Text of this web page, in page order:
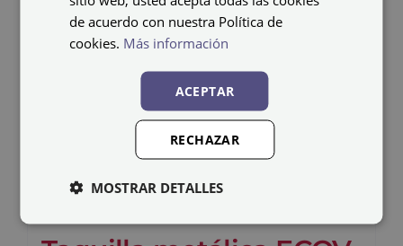
de acuerdo con nuestra Política de
cookies. Más información
ACEPTAR
RECHAZAR
MOSTRAR DETALLES